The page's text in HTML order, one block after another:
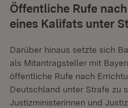
Öffentliche Rufe
eines Kalifats unter
Darüber hinaus setzte sich
als Mitantragsteller mit
öffentliche Rufe nach
Deutschland unter Strafe zu
Justizministerinnen und